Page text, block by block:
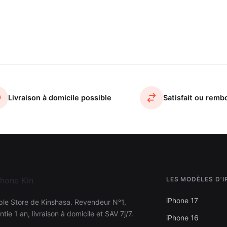
Livraison à domicile possible Satisfait ou
Store de Kinshasa. Revendeur N°1,
1 an, livraison à domicile et SAV 7j/7.
LES MODÈLES
iPhone 17
iPhone 16